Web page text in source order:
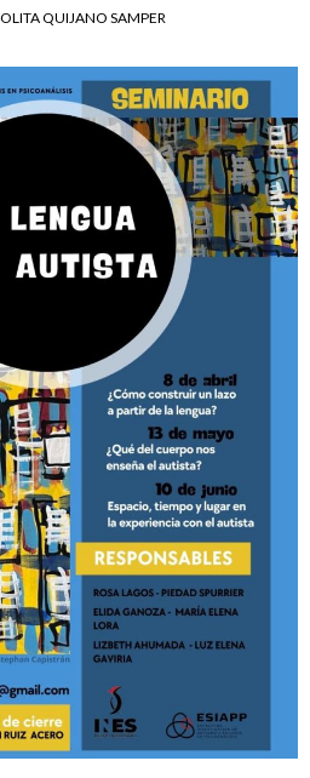
QUIJANO SAMPER